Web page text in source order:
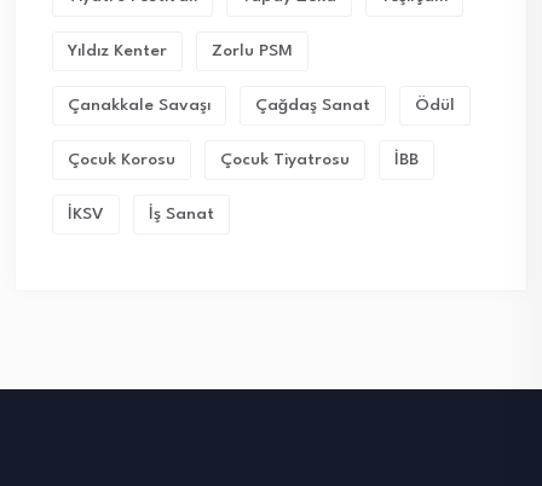
Yıldız Kenter Zorlu PSM
Çanakkale Savaşı Çağdaş Sanat Ödül
Çocuk Korosu Çocuk Tiyatrosu İBB
İKSV İş Sanat